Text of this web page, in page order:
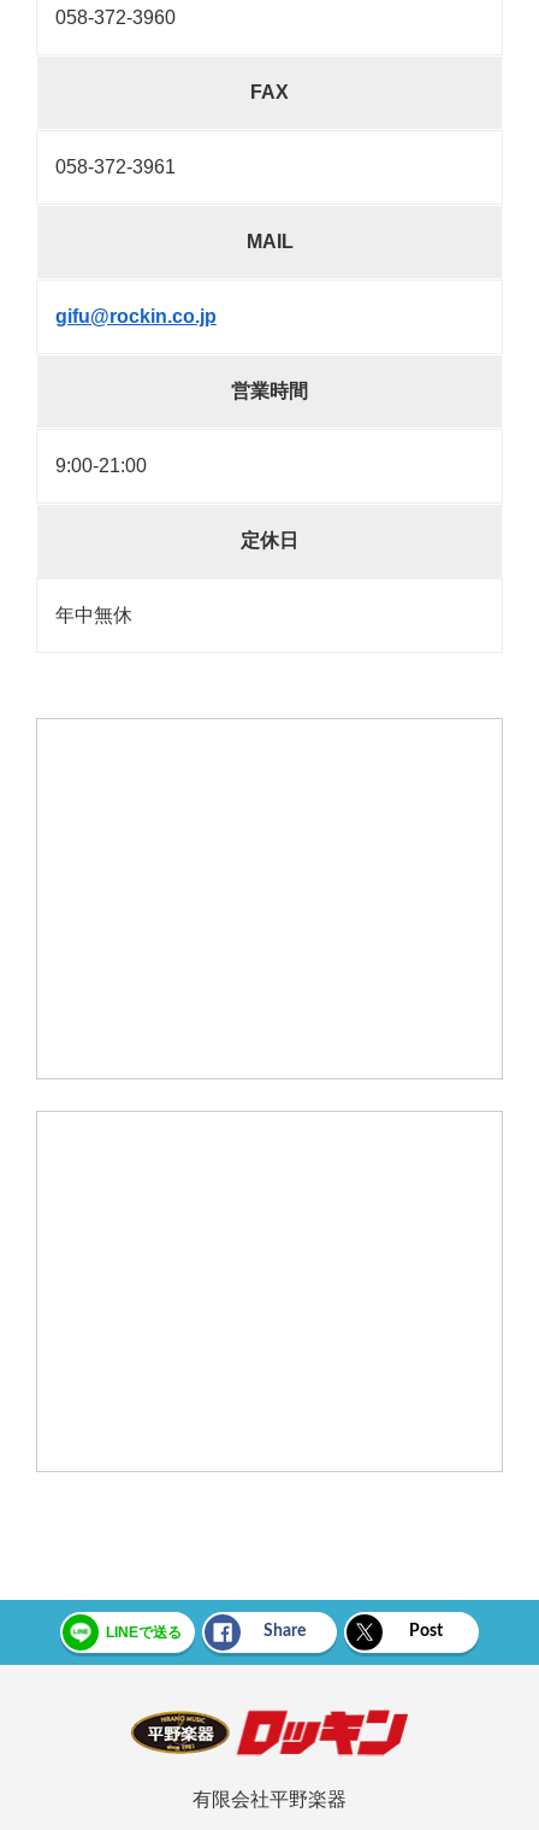
058-372-3960
FAX
058-372-3961
MAIL
gifu@rockin.co.jp
営業時間
9:00-21:00
定休日
年中無休
LINEで送る Share Post
有限会社平野楽器